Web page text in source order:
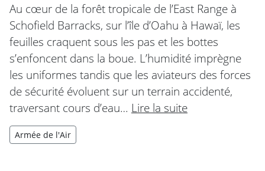
Au cœur de la forêt tropicale de l’East Range à
Schofield Barracks, sur l’île d’Oahu à Hawaï, les
feuilles craquent sous les pas et les bottes
s’enfoncent dans la boue. L’humidité imprègne
les uniformes tandis que les aviateurs des forces
de sécurité évoluent sur un terrain accidenté,
traversant cours d’eau… Lire la suite
Armée de l'Air